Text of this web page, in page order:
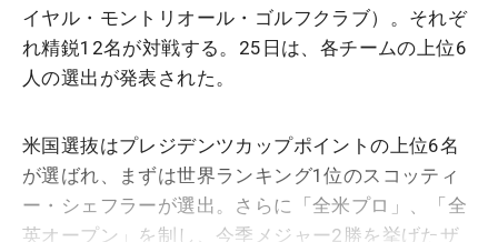
イヤル・モントリオール・ゴルフクラブ）。それぞ
れ精鋭12名が対戦する。25日は、各チームの上位6
人の選出が発表された。
米国選抜はプレジデンツカップポイントの上位6名
が選ばれ、まずは世界ランキング1位のスコッティ
ー・シェフラーが選出。さらに「全米プロ」、「全
英オープン」を制し、今季メジャー2勝を挙げたザ